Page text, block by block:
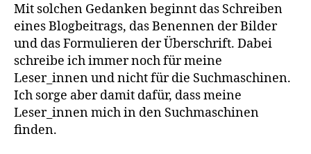
Mit solchen Gedanken beginnt das Schreiben
eines Blogbeitrags, das Benennen der Bilder
und das Formulieren der Überschrift. Dabei
schreibe ich immer noch für meine
Leser_innen und nicht für die Suchmaschinen.
Ich sorge aber damit dafür, dass meine
Leser_innen mich in den Suchmaschinen
finden.